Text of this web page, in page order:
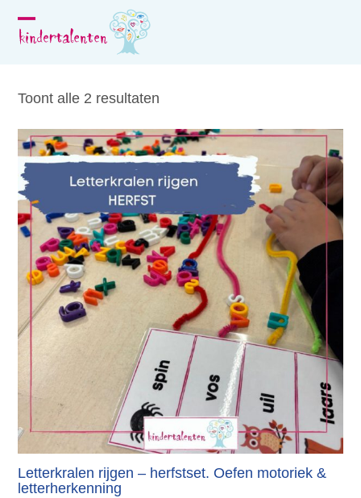
Open
menu
Close
menu
Toont alle 2 resultaten
Letterkralen rijgen – herfstset. Oefen motoriek &
letterherkenning